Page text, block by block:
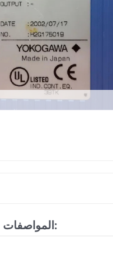
المواصفات: